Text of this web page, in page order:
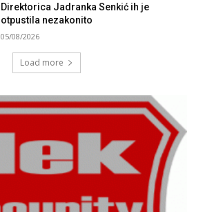
Direktorica Jadranka Senkić ih je
otpustila nezakonito
05/08/2026
Load more